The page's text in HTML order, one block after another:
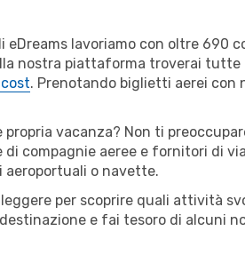
lavoriamo con oltre 690
nostra piattaforma troverai tutte
. Prenotando biglietti aerei con
vacanza? Non ti
di compagnie aeree e fornitori di
o navette.
per scoprire quali attività
e fai tesoro di alcuni